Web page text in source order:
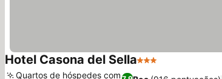
Hotel Casona del Sella3 Estrelas
Quartos de hóspedes com